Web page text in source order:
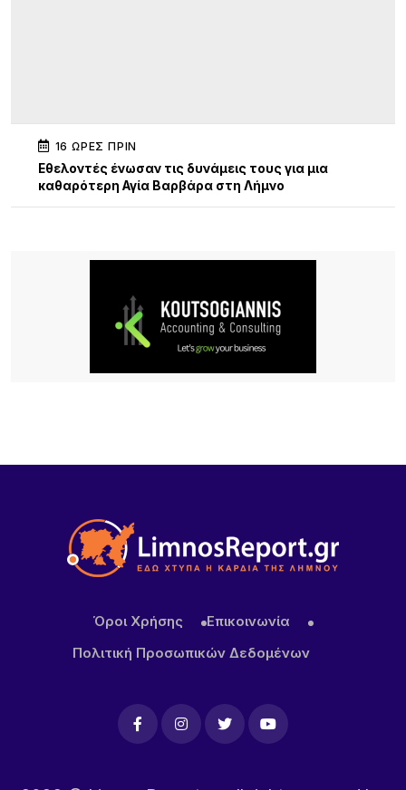
16 ΏΡΕΣ ΠΡΙΝ
Εθελοντές ένωσαν τις δυνάμεις τους για μια
καθαρότερη Αγία Βαρβάρα στη Λήμνο
19 ΏΡΕΣ ΠΡΙΝ
Όταν τα παιδιά γίνονται παράδειγμα: Συγκινητική
πριν τη μεγάλη αποψινή συναυλία(Βίντεο)
Τουρισμός για Όλους 2026: Σήμερα ανοίγει η
πλατφόρμα – Ποια ΑΦΜ προηγούνται στις
αιτήσεις
Όροι Χρήσης
Επικοινωνία
Πολιτική Προσωπικών Δεδομένων